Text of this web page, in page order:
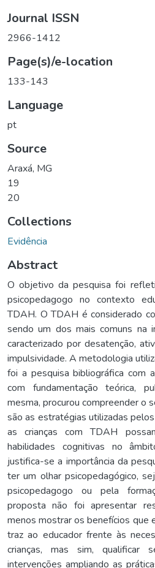
Journal ISSN
2966-1412
Page(s)/e-location
133-143
Language
pt
Source
Araxá, MG
19
20
Collections
Evidência
Abstract
O objetivo da pesquisa foi
psicopedagogo no contexto
TDAH. O TDAH é considerado
sendo um dos mais comuns na
caracterizado por desatenção,
impulsividade. A metodologia
foi a pesquisa bibliográfica com
com fundamentação teórica,
mesma, procurou compreender o
são as estratégias utilizadas
as crianças com TDAH
habilidades cognitivas no
justifica-se a importância da
ter um olhar psicopedagógico,
psicopedagogo ou pela
proposta não foi apresentar
menos mostrar os benefícios que
traz ao educador frente às
crianças, mas sim, qualificar
intervenções ampliando as